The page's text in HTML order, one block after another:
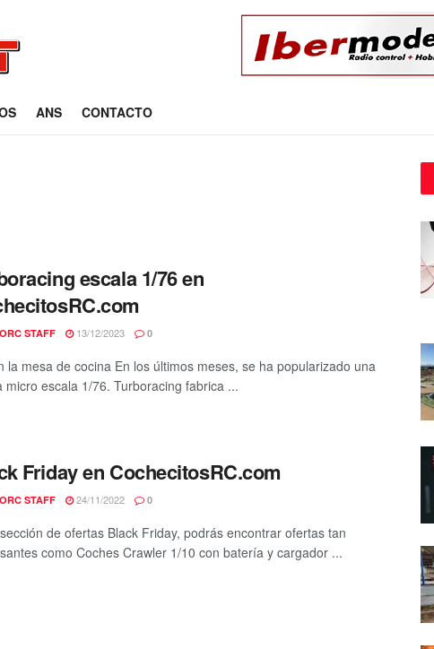
ANS CONTACTO
escala 1/76 en
STAFF 13/12/2023 0
la mesa de cocina En los últimos meses, se ha popularizado una
micro escala 1/76. Turboracing fabrica ...
Friday en CochecitosRC.com
STAFF 24/11/2022 0
de ofertas Black Friday, podrás encontrar ofertas tan
como Coches Crawler 1/10 con batería y cargador ...